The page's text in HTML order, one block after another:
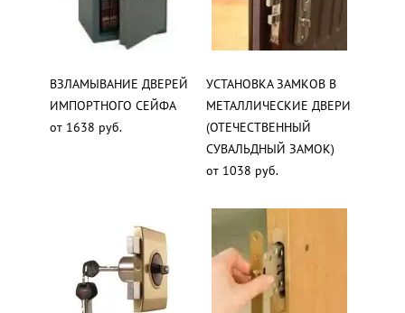
ВЗЛАМЫВАНИЕ ДВЕРЕЙ
ИМПОРТНОГО СЕЙФА
от 1638 руб.
УСТАНОВКА ЗАМКОВ В
МЕТАЛЛИЧЕСКИЕ ДВЕРИ
(ОТЕЧЕСТВЕННЫЙ
СУВАЛЬДНЫЙ ЗАМОК)
от 1038 руб.